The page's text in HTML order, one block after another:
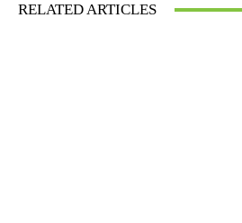
RELATED ARTICLES